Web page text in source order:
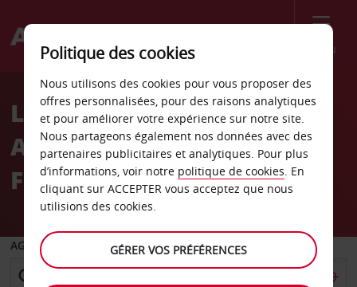
Menu
Welcome
AvisLocation de voiture
Aéroport de
Friedrichshafen
AGENCE DE DÉPART
Politique des cookies
Nous utilisons des cookies pour vous proposer des
offres personnalisées, pour des raisons analytiques
et pour améliorer votre expérience sur notre site.
Nous partageons également nos données avec des
partenaires publicitaires et analytiques. Pour plus
d’informations, voir notre politique de cookies. En
cliquant sur ACCEPTER vous acceptez que nous
utilisions des cookies.
GÉRER VOS PRÉFÉRENCES